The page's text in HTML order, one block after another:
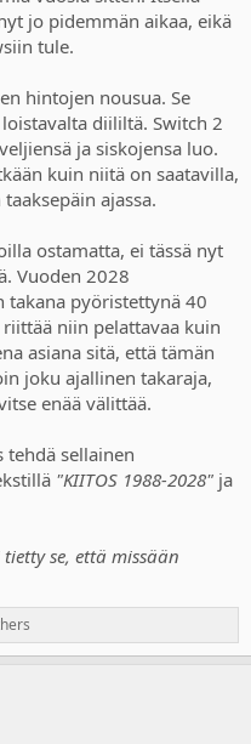
ones.
MLB has the highest
or annualised games such
higher digital splits, as gamers
and don't want to be
digital/physical splits.
again, context matters.
that aren't even
consumers that buy
they simply can't afford as
accessories, games,
kids etc.
the overall lionshare of
at things with the proper
games, which is
fee from third parties
cut on digital.
on physical, while they
is more about PlayStation
away the last remnants
and resale, and could
jo pidemmän aikaa, eikä
tule.
hintojen nousua. Se
diililtä. Switch 2
ja siskojensa luo.
kuin niitä on saatavilla,
ajassa.
ostamatta, ei tässä nyt
Vuoden 2028
takana pyöristettynä 40
niin pelattavaa kuin
asiana sitä, että tämän
joku ajallinen takaraja,
enää välittää.
tehdä sellainen
"KIITOS 1988-2028" ja
se, että missään